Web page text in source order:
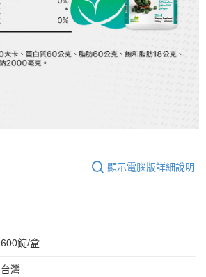
顯示電腦版詳細說明
600錠/盒
台灣